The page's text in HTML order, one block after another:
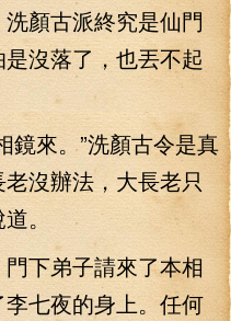
顏古派終究是仙門
沒落了，也丟不起
來。”洗顏古令是真
沒辦法，大長老只
。
弟子請來了本相
七夜的身上。任何